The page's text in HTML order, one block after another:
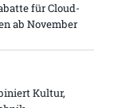
für Cloud-
ab November
Kultur,